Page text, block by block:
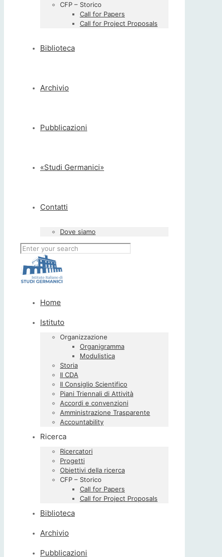
CFP – Storico
Call for Papers
Call for Project Proposals
Biblioteca
Archivio
Pubblicazioni
«Studi Germanici»
Contatti
Dove siamo
Home
Istituto
Organizzazione
Organigramma
Modulistica
Storia
Il CDA
Il Consiglio Scientifico
Piani Triennali di Attività
Accordi e convenzioni
Amministrazione Trasparente
Accountability
Ricerca
Ricercatori
Progetti
Obiettivi della ricerca
CFP – Storico
Call for Papers
Call for Project Proposals
Biblioteca
Archivio
Pubblicazioni